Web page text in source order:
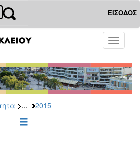
ΕΙΣΟΔΟΣ
Toggle
... 2015